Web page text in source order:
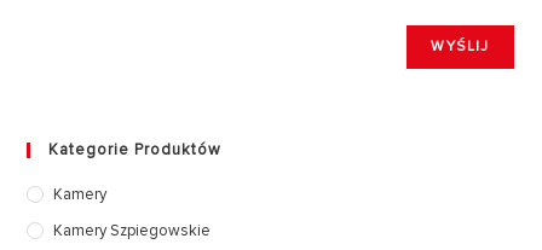
Kategorie Produktów
Kamery
Kamery Szpiegowskie